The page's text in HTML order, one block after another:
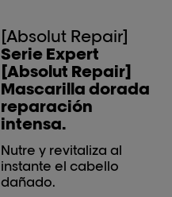
[Absolut Repair]
Serie Expert
[Absolut Repair]
Mascarilla dorada
reparación
intensa.
Nutre y revitaliza al
instante el cabello
dañado.